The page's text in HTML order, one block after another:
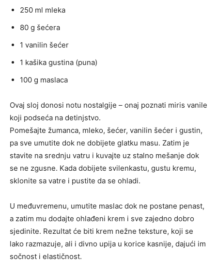
250 ml mleka
80 g šećera
1 vanilin šećer
1 kašika gustina (puna)
100 g maslaca
Ovaj sloj donosi notu nostalgije – onaj poznati miris vanile
koji podseća na detinjstvo.
Pomešajte žumanca, mleko, šećer, vanilin šećer i gustin,
pa sve umutite dok ne dobijete glatku masu. Zatim je
stavite na srednju vatru i kuvajte uz stalno mešanje dok
se ne zgusne. Kada dobijete svilenkastu, gustu kremu,
sklonite sa vatre i pustite da se ohladi.
U međuvremenu, umutite maslac dok ne postane penast,
a zatim mu dodajte ohlađeni krem i sve zajedno dobro
sjedinite. Rezultat će biti krem nežne teksture, koji se
lako razmazuje, ali i divno upija u korice kasnije, dajući im
sočnost i elastičnost.